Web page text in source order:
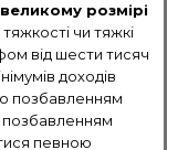
розмірі
чи тяжкі
від шести тисяч
доходів
позбавленням
позбавленням
певною